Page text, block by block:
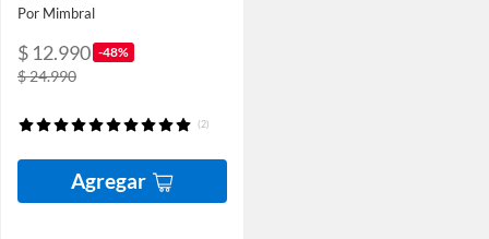
Por Mimbral
$ 12.990 -48%
$ 24.990
(2)
Agregar